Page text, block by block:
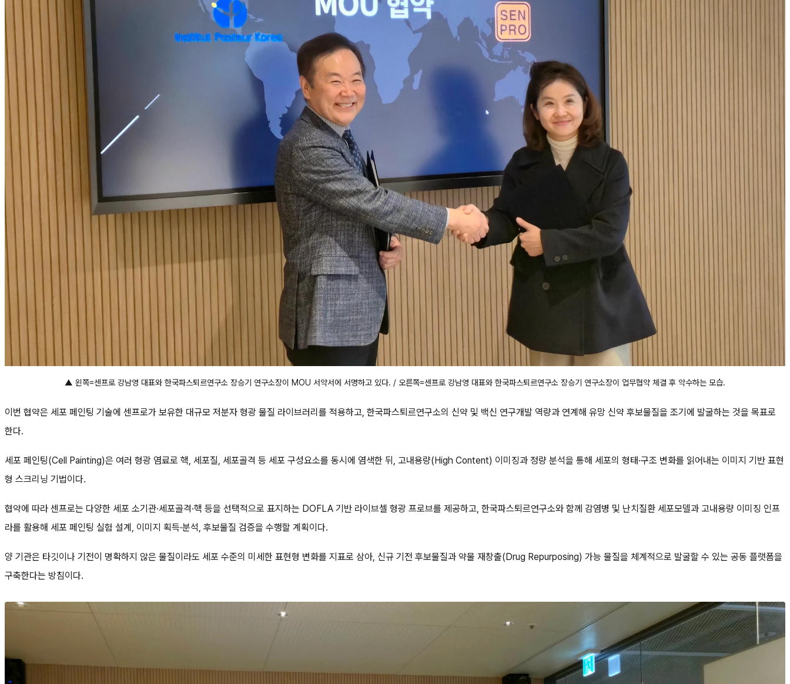
▲ 왼쪽=센프로 강남영 대표와 한국파스퇴르연구소 장승기 연구소장이 MOU 서약서에 서명하고 있다. / 오른쪽=센프로 강남영 대표와 한국파스퇴르연구소 장승기 연구소장이 업무협약 체결 후 악수하는 모습.
이번 협약은 세포 페인팅 기술에 센프로가 보유한 대규모 저분자 형광 물질 라이브러리를 적용하고, 한국파스퇴르연구소의 신약 및 백신 연구개발 역량과 연계해 유망 신약 후보물질을 조기에 발굴하는 것을 목표로
한다.
세포 페인팅(Cell Painting)은 여러 형광 염료로 핵, 세포질, 세포골격 등 세포 구성요소를 동시에 염색한 뒤, 고내용량(High Content) 이미징과 정량 분석을 통해 세포의 형태·구조 변화를 읽어내는 이미지 기반 표현
형 스크리닝 기법이다.
협약에 따라 센프로는 다양한 세포 소기관·세포골격·핵 등을 선택적으로 표지하는 DOFLA 기반 라이브셀 형광 프로브를 제공하고, 한국파스퇴르연구소와 함께 감염병 및 난치질환 세포모델과 고내용량 이미징 인프
라를 활용해 세포 페인팅 실험 설계, 이미지 획득·분석, 후보물질 검증을 수행할 계획이다.
양 기관은 타깃이나 기전이 명확하지 않은 물질이라도 세포 수준의 미세한 표현형 변화를 지표로 삼아, 신규 기전 후보물질과 약물 재창출(Drug Repurposing) 가능 물질을 체계적으로 발굴할 수 있는 공동 플랫폼을
구축한다는 방침이다.